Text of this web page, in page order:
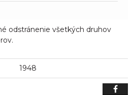
odstránenie všetkých druhov
1948